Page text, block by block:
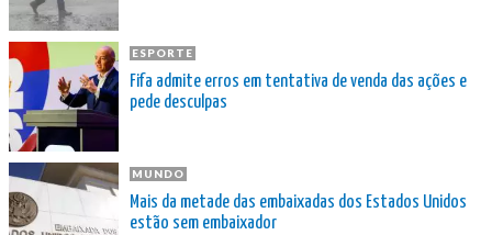
ESPORTE
Fifa admite erros em tentativa de venda das ações e
pede desculpas
MUNDO
Mais da metade das embaixadas dos Estados Unidos
estão sem embaixador